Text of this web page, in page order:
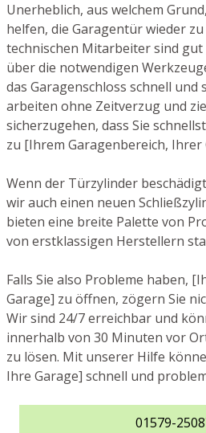
Unerheblich, aus welchem
helfen, die Garagentür wieder
technischen Mitarbeiter sind
über die notwendigen
das Garagenschloss schnell und
arbeiten ohne Zeitverzug und
sicherzugehen, dass Sie
zu [Ihrem Garagenbereich, Ihrer
Wenn der Türzylinder
wir auch einen neuen
bieten eine breite Palette von
von erstklassigen Herstellern
Falls Sie also Probleme haben,
Garage] zu öffnen, zögern Sie
Wir sind 24/7 erreichbar und
innerhalb von 30 Minuten vor
zu lösen. Mit unserer Hilfe
Ihre Garage] schnell und
01579-